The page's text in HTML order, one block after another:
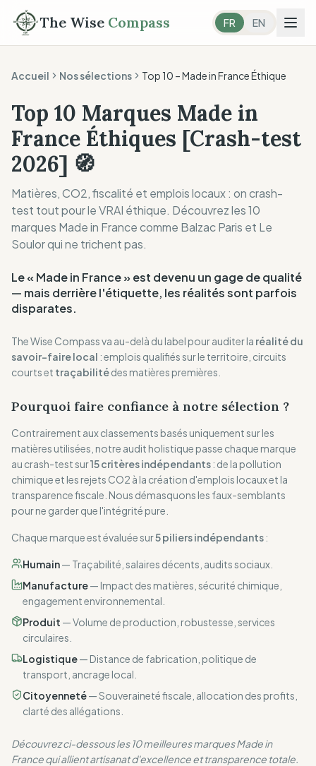
The Wise Compass FR EN
Accueil Nos sélections Top 10 –Made in France Éthique
Top 10 Marques Made in
France Éthiques [Crash-test
2026] 🧭
Matières, CO2, fiscalité et emplois locaux : on crash-
test tout pour le VRAI éthique. Découvrez les 10
marques Made in France comme Balzac Paris et Le
Soulor qui ne trichent pas.
Le « Made in France » est devenu un gage de qualité
— mais derrière l'étiquette, les réalités sont parfois
disparates.
The Wise Compass va au-delà du label pour auditer la réalité du
savoir-faire local : emplois qualifiés sur le territoire, circuits
courts et traçabilitédes matières premières.
Pourquoi faire confiance à notre sélection ?
Contrairement aux classements basés uniquement sur les
matières utilisées, notre audit holistique passe chaque marque
au crash-test sur15 critères indépendants : de la pollution
chimique et les rejets CO2 à la création d'emplois locaux et la
transparence fiscale. Nous démasquons les faux-semblants
pour ne garder que l'intégrité pure.
Chaque marque est évaluée sur5 piliers indépendants :
Humain— Traçabilité, salaires décents, audits sociaux.
Manufacture— Impact des matières, sécurité chimique,
engagement environnemental.
Produit —Volume de production, robustesse, services
circulaires.
Logistique— Distance de fabrication, politique de
transport, ancrage local.
Citoyenneté—Souveraineté fiscale, allocation des profits,
clarté des allégations.
Découvrez ci-dessous les 10 meilleures marques Made in
France qui allient artisanat d'excellence et transparence totale.